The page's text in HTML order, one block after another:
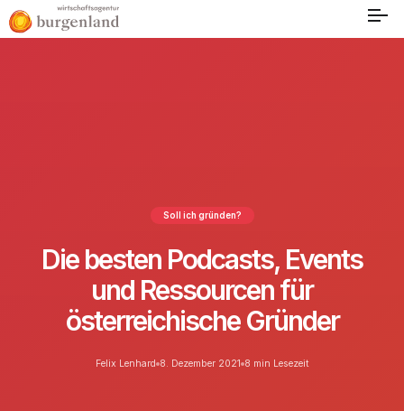
Soll ich gründen?
Die besten Podcasts, Events
und Ressourcen für
österreichische Gründer
Felix Lenhard 8. Dezember 2021 8 min Lesezeit